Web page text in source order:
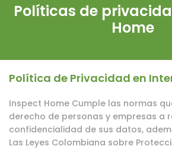
Políticas de
Home
Política de Privacidad en
Inspect Home Cumple las normas
derecho de personas y empresas a
confidencialidad de sus datos,
Las Leyes Colombiana sobre